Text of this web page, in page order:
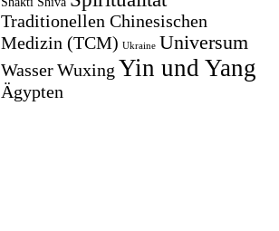
Traditionellen Chinesischen
Medizin (TCM) Ukraine Universum
Wasser Wuxing Yin und Yang
Ägypten